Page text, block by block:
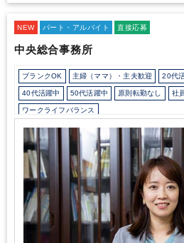
NEW パート・アルバイト 直接応募
中央総合事務所
ブランクOK 主婦（ママ）・主夫歓迎 20代
40代活躍中 50代活躍中 原則転勤なし 社
ワークライフバランス
会計士/税理士試験受験生歓迎（仕事をしながら
週数日OK（曜日固定） 週数日OK（出勤日数
週4日勤務 週5日勤務 朝遅め 10時以降出
駅から徒歩5分以内 オフィスカジュアルOK
少人数の職場（所属部門の人数3人以下） ルー
土日祝休み 完全週休2日制 EXCELのスキル